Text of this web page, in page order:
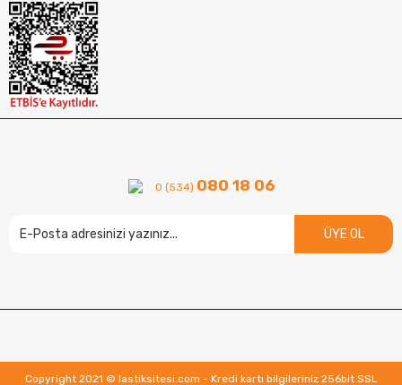
0 (534) 080 18 06
ÜYE OL
Copyright 2021 © lastiksitesi.com - Kredi kartı bilgileriniz 256bit SSL